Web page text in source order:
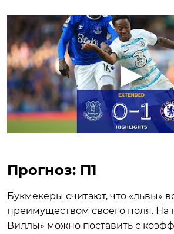
Прогноз: П1
Букмекеры считают, что «львы»
преимуществом своего поля. На
Виллы» можно поставить с